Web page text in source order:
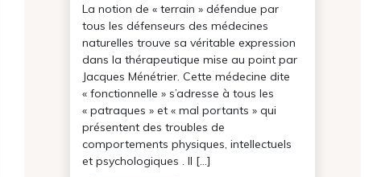
La notion de « terrain » défendue par
tous les défenseurs des médecines
naturelles trouve sa véritable expression
dans la thérapeutique mise au point par
Jacques Ménétrier. Cette médecine dite
« fonctionnelle » s’adresse à tous les
« patraques » et « mal portants » qui
présentent des troubles de
comportements physiques, intellectuels
et psychologiques . Il […]